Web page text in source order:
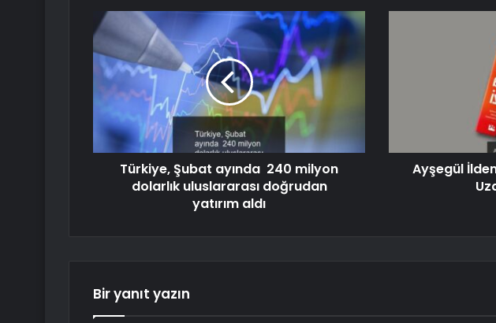
Türkiye, Şubat ayında 240 milyon
dolarlık uluslararası doğrudan
yatırım aldı
Ayşegül
Bir yanıt yazın